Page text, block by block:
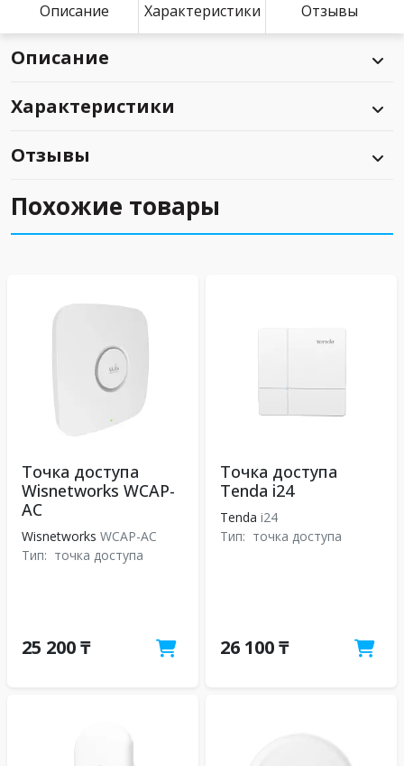
Описание
Характеристики Отзывы
Описание
Характеристики
Отзывы
Похожие товары
Точка доступа
Wisnetworks WCAP-
AC
Wisnetworks WCAP-AC
Тип: точка доступа
25 200 ₸
Точка доступа
Tenda i24
Tenda i24
Тип: точка доступа
26 100 ₸